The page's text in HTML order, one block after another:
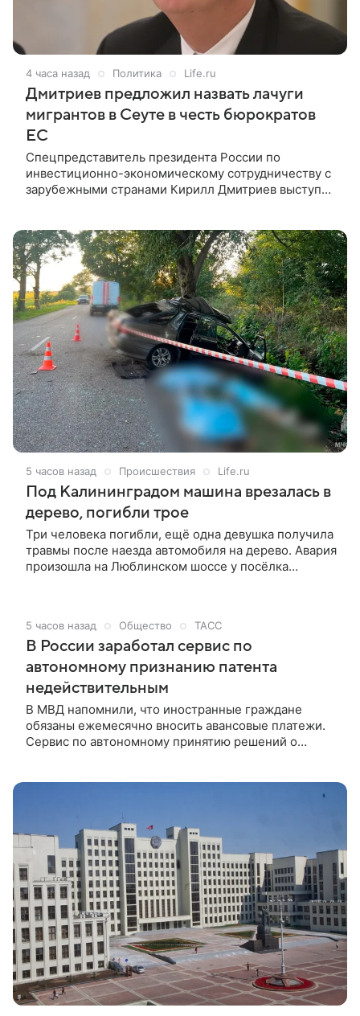
4 часа назад Политика Life.ru
Дмитриев предложил назвать лачуги
мигрантов в Сеуте в честь бюрократов
ЕС
Спецпредставитель президента России по
инвестиционно-экономическому сотрудничеству с
зарубежными странами Кирилл Дмитриев выступил
Сеуту. Он призвал называть импровизированные
жилища, которые мигранты сооружают на пляжах,
именами европейских бюрократов,
поддерживающих миграционную политику.
5 часов назад Происшествия Life.ru
Под Калининградом машина врезалась в
дерево, погибли трое
Три человека погибли, ещё одна девушка получила
травмы после наезда автомобиля на дерево. Авария
произошла на Люблинском шоссе у посёлка
5 часов назад Общество ТАСС
В России заработал сервис по
автономному признанию патента
недействительным
В МВД напомнили, что иностранные граждане
обязаны ежемесячно вносить авансовые платежи.
Сервис по автономному принятию решений о